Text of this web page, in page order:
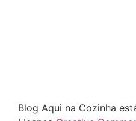
Blog Aqui na Cozinha